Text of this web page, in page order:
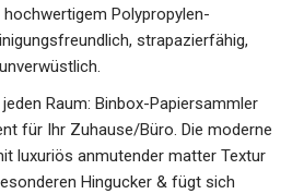
Polypropylen-
strapazierfähig,
Raum: Binbox-Papiersammler
für Ihr Zuhause/Büro. Die moderne
luxuriös anmutender matter Textur
Hingucker & fügt sich